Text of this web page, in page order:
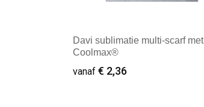
Davi sublimatie multi-scarf met
Coolmax®
vanaf € 2,36